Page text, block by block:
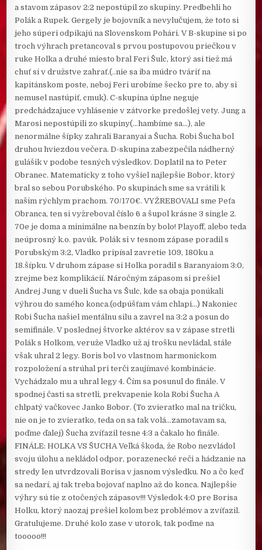
a stavom zápasov 2:2 nepostúpil zo skupiny. Predbehli ho
Polák a Rupek. Gergely je bojovník a nevylučujem, že toto si
jeho súperi odpikajú na Slovenskom Pohári. V B-skupine si po
troch výhrach pretancoval s prvou postupovou priečkou v
ruke Holka a druhé miesto bral Feri Šulc, ktorý asi tiež má
chuť si v družstve zahrať.(..nie sa iba múdro tváriť na
kapitánskom poste, neboj Feri urobíme šecko pre to, aby si
nemusel nastúpiť, cmuk). C-skupina úplne neguje
predchádzajuce vyhlásenie v zátvorke predošlej vety. Jung a
Marosi nepostúpili zo skupiny(…hambíme sa…), ale
nenormálne šípky zahrali Baranyai a Šucha. Robi Šucha bol
druhou hviezdou večera. D-skupina zabezpečila nádherný
gulášik v podobe tesných výsledkov. Doplatil na to Peter
Obranec. Matematicky z toho vyšiel najlepšie Bobor, ktorý
bral so sebou Porubského. Po skupinách sme sa vrátili k
našim rýchlym prachom. 70/170€. VYŽREBOVALI sme Peťa
Obranca, ten si vyžreboval číslo 6 a šupol krásne 3 single 2.
70e je doma a minimálne na benzín by bolo! Playoff, alebo teda
neúprosný k.o. pavúk. Polák si v tesnom zápase poradil s
Porubským 3:2, Vladko pripísal zavretie 109, 180ku a
18.šípku. V druhom zápase si Holka poradil s Baranyaiom 3:0,
zrejme bez komplikácií. Náročným zápasom si prešiel
Andrej Jung v dueli Šucha vs Šulc, kde sa obaja ponúkali
výhrou do samého konca.(odpúšťam vám chlapi…) Nakoniec
Robi Šucha našiel mentálnu silu a zavrel na 3:2 a posun do
semifinále. V poslednej štvorke aktérov sa v zápase stretli
Polák s Holkom, veruže Vladko už aj trošku nevládal, stále
však uhral 2 legy. Boris bol vo vlastnom harmonickom
rozpoložení a strúhal pri terči zaujímavé kombinácie.
Vychádzalo mu a uhral legy 4. Čím sa posunul do finále. V
spodnej časti sa stretli, prekvapenie kola Robi Šucha A
chlpatý vačkovec Janko Bobor. (To zvieratko mal na tričku,
nie on je to zvieratko, teda on sa tak volá…zamotavam sa,
poďme ďalej) Šucha zvíťazil tesne 4:3 a čakalo ho finále.
FINÁLE: HOLKA VS ŠUCHA Veľká škoda, že Robo nezvládol
svoju úlohu a nekládol odpor, porazenecké reči a hádzanie na
stredy len utvrdzovali Borisa v jasnom výsledku. No a čo keď
sa nedarí, aj tak treba bojovať naplno až do konca. Najlepšie
výhry sú tie z otočených zápasov!!! Výsledok 4:0 pre Borisa
Holku, ktorý naozaj prešiel kolom bez problémov a zvíťazil.
Gratulujeme. Druhé kolo zase v utorok, tak poďme na
tooooo!!!